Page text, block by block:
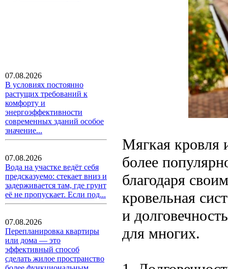
07.08.2026
В условиях постоянно
растущих требований к
комфорту и
энергоэффективности
современных зданий особое
значение...
07.08.2026
Вода на участке ведёт себя
предсказуемо: стекает вниз и
задерживается там, где грунт
её не пропускает. Если под...
07.08.2026
Перепланировка квартиры
или дома — это
эффективный способ
сделать жилое пространство
Мягкая кровля
более
благодаря
кровельная
и
для многих.